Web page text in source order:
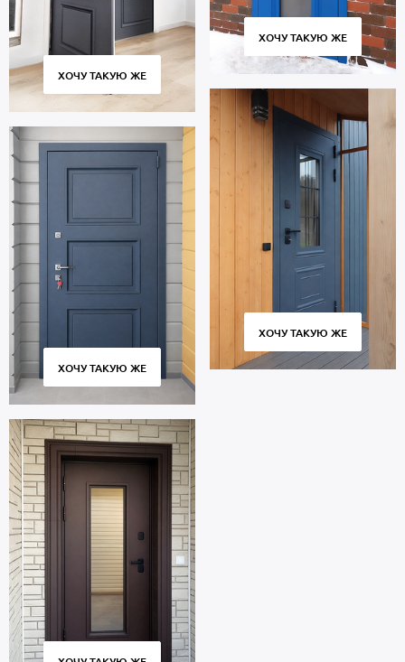
ХОЧУ ТАКУЮ ЖЕ
ХОЧУ ТАКУЮ ЖЕ
ХОЧУ ТАКУЮ ЖЕ
ХОЧУ ТАКУЮ ЖЕ